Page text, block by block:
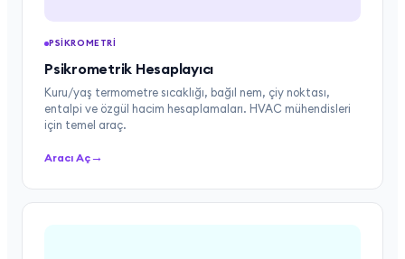
PSIKROMETRI
Psikrometrik Hesaplayıcı
Kuru/yaş termometre sıcaklığı, bağıl nem, çiy noktası,
entalpi ve özgül hacim hesaplamaları. HVAC mühendisleri
için temel araç.
Aracı Aç→